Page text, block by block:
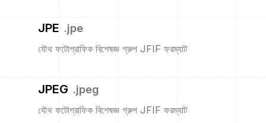
JPE .jpe
যৌথ ফটোগ্রাফিক বিশেষজ্ঞ গ্রুপ JFIF ফরম্যাট
JPEG .jpeg
যৌথ ফটোগ্রাফিক বিশেষজ্ঞ গ্রুপ JFIF ফরম্যাট